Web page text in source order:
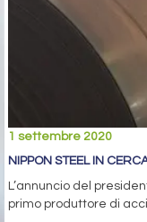
1 settembre 2020
NIPPON STEEL IN
L’annuncio del
primo produttore di